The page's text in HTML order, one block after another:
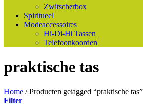
Zwitscherbox
Spiritueel
Modeaccessoires
Hi-Di-Hi Tassen
Telefoonkoorden
praktische tas
Home /Producten getagged “praktische tas”
Filter